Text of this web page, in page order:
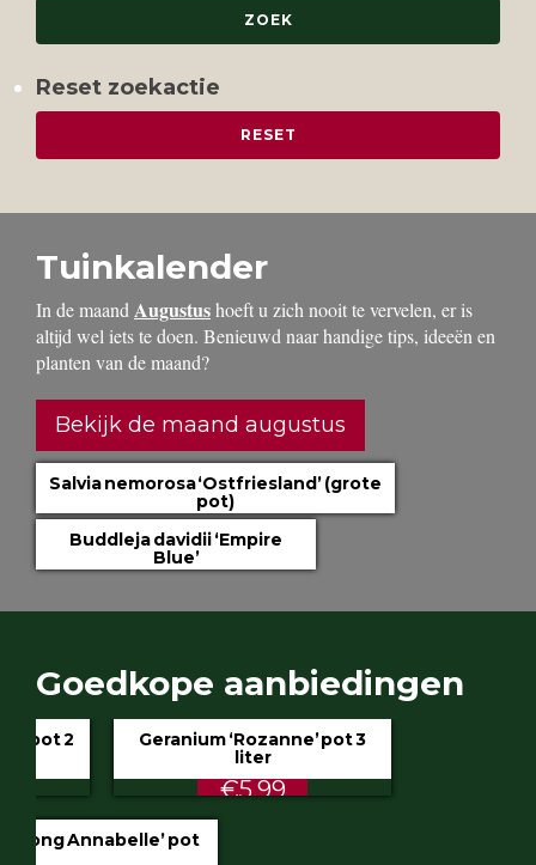
Reset zoekactie
Tuinkalender
In de maand Augustushoeft u zich nooit te vervelen, er is
altijd wel iets te doen. Benieuwd naar handige tips, ideeën en
planten van de maand?
Bekijk de maand augustus
Salvia nemorosa ‘Ostfriesland’ (grote
pot)
Buddleja davidii ‘Empire
Blue’
Goedkope aanbiedingen
Geranium ‘Rozanne’ pot 3
€5.99
Hydrangea ‘Incrediball’ of ‘Strong Annabelle’